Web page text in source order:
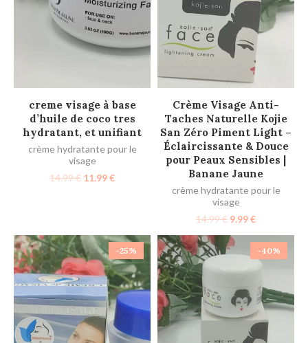
AJOUTER AU PANIER
creme visage à base
d’huile de coco tres
hydratant, et unifiant
crème hydratante pour le
visage
14.99€ 11.99€
AJOUTER AU PANIER
Crème Visage Anti-
Taches Naturelle Kojie
San Zéro Piment Light –
Éclaircissante & Douce
pour Peaux Sensibles |
Banane Jaune
crème hydratante pour le
visage
14.99€ 9.99€
-25% -40%